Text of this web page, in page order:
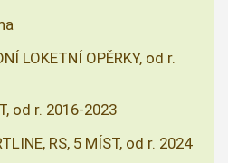
LOKETNÍ OPĚRKY, od r.
od r. 2016-2023
RS, 5 MÍST, od r. 2024